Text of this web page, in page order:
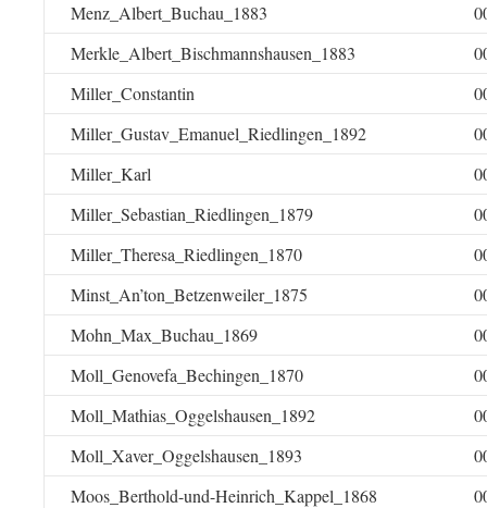
Menz_Albert_Buchau_1883
Merkle_Albert_Bischmannshausen_1883
Miller_Constantin
Miller_Gustav_Emanuel_Riedlingen_1892
Miller_Karl
Miller_Sebastian_Riedlingen_1879
Miller_Theresa_Riedlingen_1870
Minst_An’ton_Betzenweiler_1875
Mohn_Max_Buchau_1869
Moll_Genovefa_Bechingen_1870
Moll_Mathias_Oggelshausen_1892
Moll_Xaver_Oggelshausen_1893
Moos_Berthold-und-Heinrich_Kappel_1868